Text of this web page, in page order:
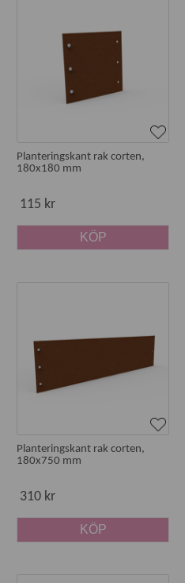
Planteringskant rak corten,
180x180 mm
115 kr
KÖP
Planteringskant rak corten,
180x750 mm
310 kr
KÖP